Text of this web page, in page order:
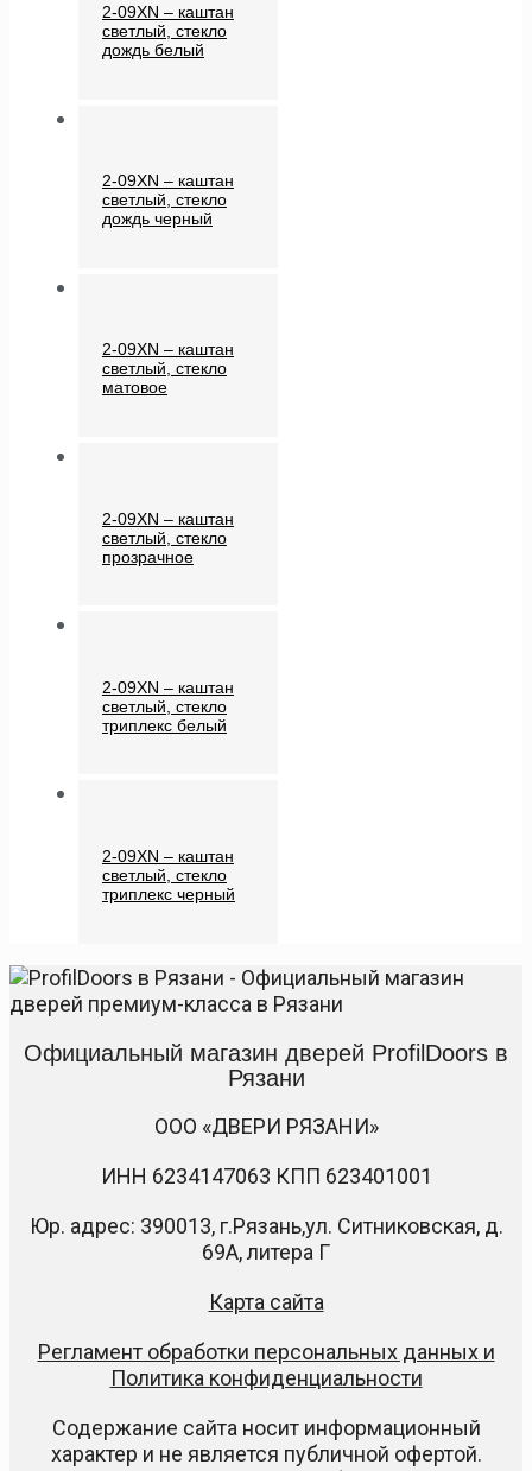
2-09XN – каштан
светлый, стекло
дождь белый
2-09XN – каштан
светлый, стекло
дождь черный
2-09XN – каштан
светлый, стекло
матовое
2-09XN – каштан
светлый, стекло
прозрачное
2-09XN – каштан
светлый, стекло
триплекс белый
2-09XN – каштан
светлый, стекло
триплекс черный
Официальный магазин дверей ProfilDoors в
Рязани
ООО «ДВЕРИ РЯЗАНИ»
ИНН 6234147063 КПП 623401001
Юр. адрес: 390013, г.Рязань,ул. Ситниковская, д.
69А, литера Г
Карта сайта
Регламент обработки персональных данных и
Политика конфиденциальности
Содержание сайта носит информационный
характер и не является публичной офертой.